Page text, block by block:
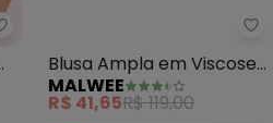
Pop - Blusa (Listras
Blusa Ampla em Viscose
(Preto)
MALWEE
R$ 41,65R$ 119,00